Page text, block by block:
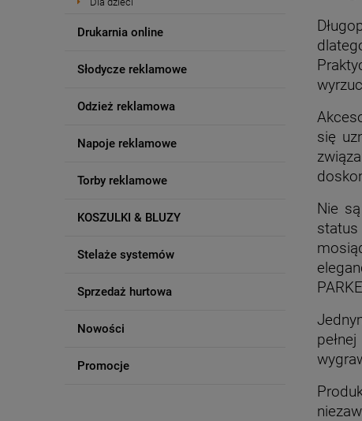
Drukarnia online
Słodycze reklamowe
Odzież reklamowa
Napoje reklamowe
Torby reklamowe
KOSZULKI & BLUZY
Stelaże systemów
Sprzedaż hurtowa
Nowości
Promocje
się
Nie